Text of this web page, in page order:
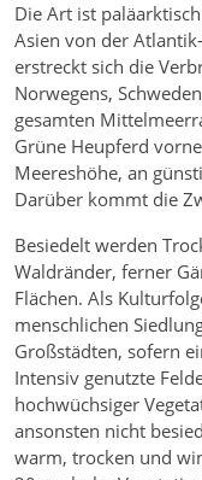
Die Art ist
Asien von der
erstreckt sich die
Norwegens,
gesamten
Grüne Heupferd
Meereshöhe, an
Darüber kommt die
Besiedelt werden
Waldränder, ferner
Flächen. Als
menschlichen
Großstädten, sofern
Intensiv genutzte
hochwüchsiger
ansonsten nicht
warm, trocken und